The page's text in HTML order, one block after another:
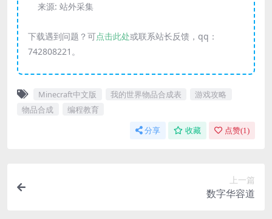
来源: 站外采集
下载遇到问题？可点击此处或联系站长反馈，qq：
742808221。
Minecraft中文版 我的世界物品合成表
游戏攻略
物品合成
编程教育
分享 收藏 点赞(1)
上一篇
数字华容道